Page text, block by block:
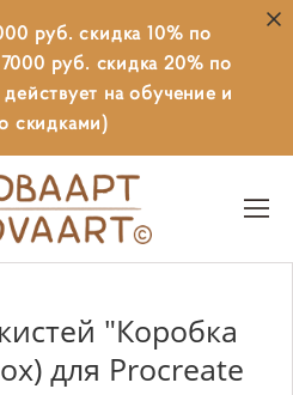
руб. скидка 10% по
руб. скидка 20% по
на обучение и
скидками)
"Коробка
для Procreate